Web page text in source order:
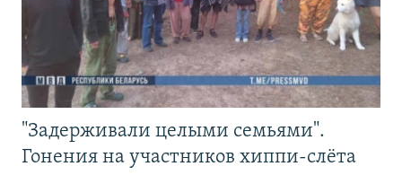
"Задерживали целыми семьями".
Гонения на участников хиппи-слёта